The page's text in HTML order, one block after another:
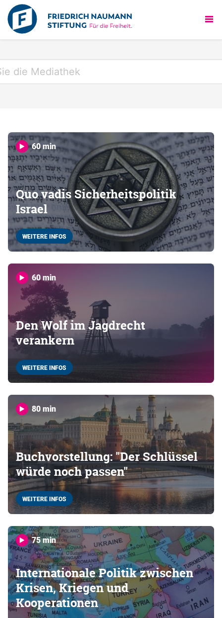
60 min
Quo vadis Sicherheitspolitik
Israel
WEITERE INFOS
60 min
Den Wolf im Jagdrecht
verankern
WEITERE INFOS
80 min
Buchvorstellung: "Der Schlüssel
würde noch passen"
WEITERE INFOS
75 min
Internationale Politik zwischen
Krisen, Kriegen und
Kooperationen